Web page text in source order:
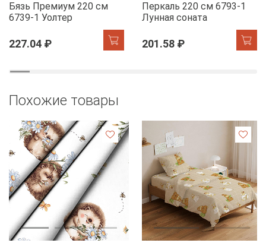
Бязь Премиум 220 см
6739-1 Уолтер
227.04 ₽
Перкаль 220 см 6793-1
Лунная соната
201.58 ₽
Похожие товары